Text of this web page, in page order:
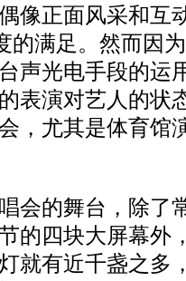
像正面风采和互
的满足。然而因
声光电手段的运
表演对艺人的状
，尤其是体育馆
的舞台，除了
的四块大屏幕外
就有近千盏之多